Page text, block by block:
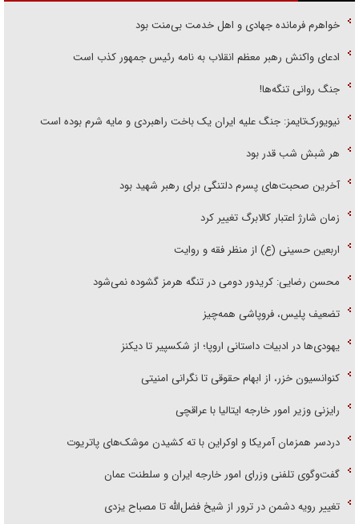
خواهرم فرمانده جهادی و اهل خدمت بی‌منت بود
ادعای واکنش رهبر معظم انقلاب به نامه رئیس جمهور کذب است
جنگ روانی تنگه‌ها!
نیویورک‌تایمز: جنگ علیه ایران یک باخت راهبردی و مایه شرم بوده است
هر شبش شب قدر بود
آخرین صحبت‌های پسرم دلتنگی برای رهبر شهید بود
زمان شارژ اعتبار کالابرگ تغییر کرد
اربعین حسینی (ع) از منظر فقه و روایت
محسن رضایی: کریدور دومی در تنگه هرمز گشوده نمی‌شود
تضعیف پلیس، فروپاشی همه‌چیز
یهودی‌ها در ادبیات داستانی اروپا؛ از شکسپیر تا دیکنز
کنوانسیون خزر، از ابهام حقوقی تا نگرانی امنیتی
رایزنی وزیر امور خارجه ایتالیا با عراقچی
دردسر همزمان آمریکا و اوکراین با ته کشیدن موشک‌های پاتریوت
گفت‌وگوی تلفنی وزرای امور خارجه ایران و سلطنت عمان
تغییر رویه دشمن در ترور از شیخ فضل‌الله تا مصباح یزدی